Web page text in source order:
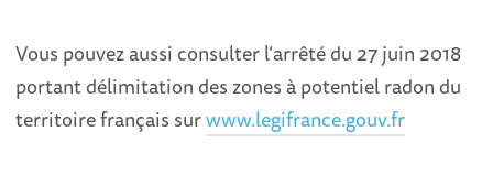
Vous pouvez aussi consulter l’arrêté du 27 juin 2018
portant délimitation des zones à potentiel radon du
territoire français surwww.legifrance.gouv.fr